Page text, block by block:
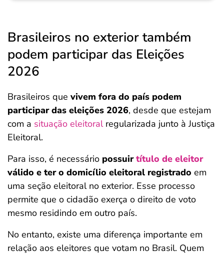
Brasileiros no exterior também
podem participar das Eleições
2026
Brasileiros que vivem fora do país podem
participar das eleições 2026, desde que estejam
com a situação eleitoralregularizada junto à Justiça
Eleitoral.
Para isso, é necessário possuirtítulo de eleitor
válido e ter o domicílio eleitoral registrado em
uma seção eleitoral no exterior. Esse processo
permite que o cidadão exerça o direito de voto
mesmo residindo em outro país.
No entanto, existe uma diferença importante em
relação aos eleitores que votam no Brasil. Quem